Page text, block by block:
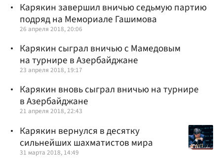
Карякин завершил вничью седьмую партию
подряд на Мемориале Гашимова
26 апреля 2018, 20:06
Карякин сыграл вничью с Мамедовым
на турнире в Азербайджане
23 апреля 2018, 19:17
Карякин вновь сыграл вничью на турнире
в Азербайджане
21 апреля 2018, 22:43
Карякин вернулся в десятку
сильнейших шахматистов мира
31 марта 2018, 14:49